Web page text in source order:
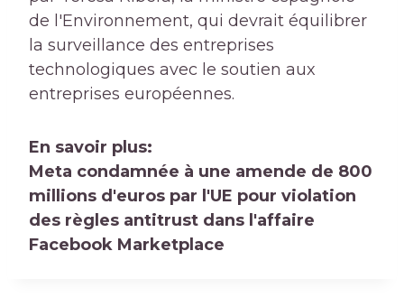
de l'Environnement, qui devrait équilibrer
la surveillance des entreprises
technologiques avec le soutien aux
entreprises européennes.
En savoir plus:
Meta condamnée à une amende de 800
millions d'euros par l'UE pour violation
des règles antitrust dans l'affaire
Facebook Marketplace